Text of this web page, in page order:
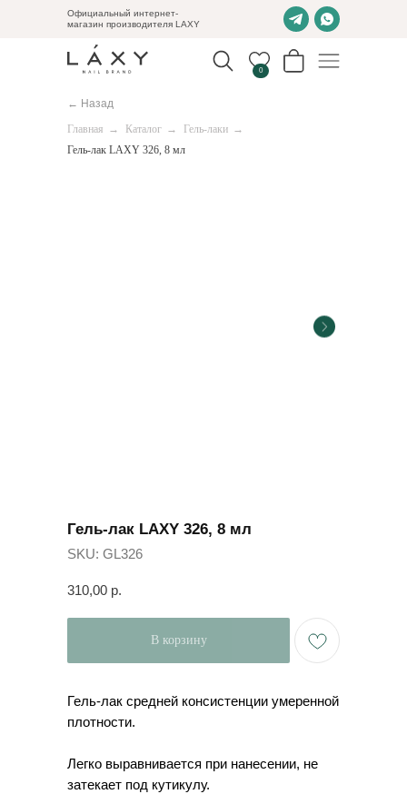
Официальный интернет-
магазин производителя LAXY
0
← Назад
Главная → Каталог → Гель-лаки →
Гель-лак LAXY 326, 8 мл
Гель-лак LAXY 326, 8 мл
SKU: GL326
310,00 р.
В корзину
Гель-лак средней консистенции умеренной
плотности.
Легко выравнивается при нанесении, не
затекает под кутикулу.